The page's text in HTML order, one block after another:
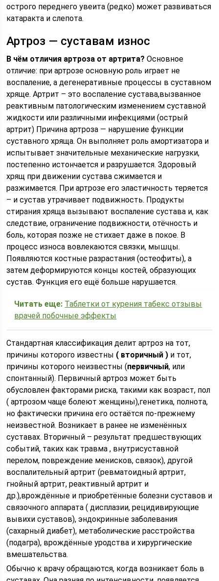
острого переднего увеита (редко) может развиваться
катаракта и слепота.
Артроз — суставам износ
В чём отличия артроза от артрита? Основное
отличие: при артрозе основную роль играет не
воспаление, а дегенеративные процессы в суставном
хряще. Артрит – это воспаление сустава,вызванное
реактивным патологическим изменением суставной
жидкости или различными инфекциями (острый
артрит) Причина артроза — нарушение функции
суставного хряща. Он выполняет роль амортизатора и
испытывает значительные механические нагрузки,
постепенно истончается и разрушается. Здоровый
хрящ при движении сустава сжимается и
разжимается. При артрозе его эластичность теряется
– и сустав утрачивает подвижность. Продукты
стирания хряща вызывают воспаление сустава и, как
следствие, ограничение подвижности, отёчность и
боль, которая позже не стихает даже в покое. В
процесс износа вовлекаются связки, мышцы.
Появляются костные разрастания (остеофиты), а
затем деформируются концы костей, образующих
сустав. Функция его ещё больше нарушается.
Читать еще: Таблетки от курения табекс отзывы
врачей побочные эффекты
Стандартная классификация делит артроз на тот,
причины которого известны ( вторичный ) и тот,
причины которого неизвестны (первичный, или
спонтанный). Первичный артроз может быть
обусловлен факторами риска, такими как возраст, пол
( артрозом чаще болеют женщины),генетика, полнота,
но фактически причина его остаётся по-прежнему
неизвестной. Возникает в ранее не изменённых
суставах. Вторичный – результат предшествующих
событий, таких как травма , внутрисуставной
перелом, повреждение менисков, связок), другой
воспалительный артрит (ревматоидный артрит,
гнойный артрит, реактивный артрит и
др.),врождённые и приобретённые болезни суставов и
связочного аппарата ( дисплазии, рецидивирующие
вывихи суставов), эндокринные заболевания
(сахарный диабет), метаболические расстройства
(подагра), врождённые уродства и хирургические
вмешательства.
Обычно к врачу обращаются, когда возникает боль в